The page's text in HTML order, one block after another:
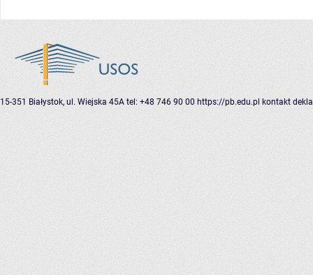
15-351 Białystok, ul. Wiejska 45A tel: +48 746 90 00 https://pb.edu.pl kontakt